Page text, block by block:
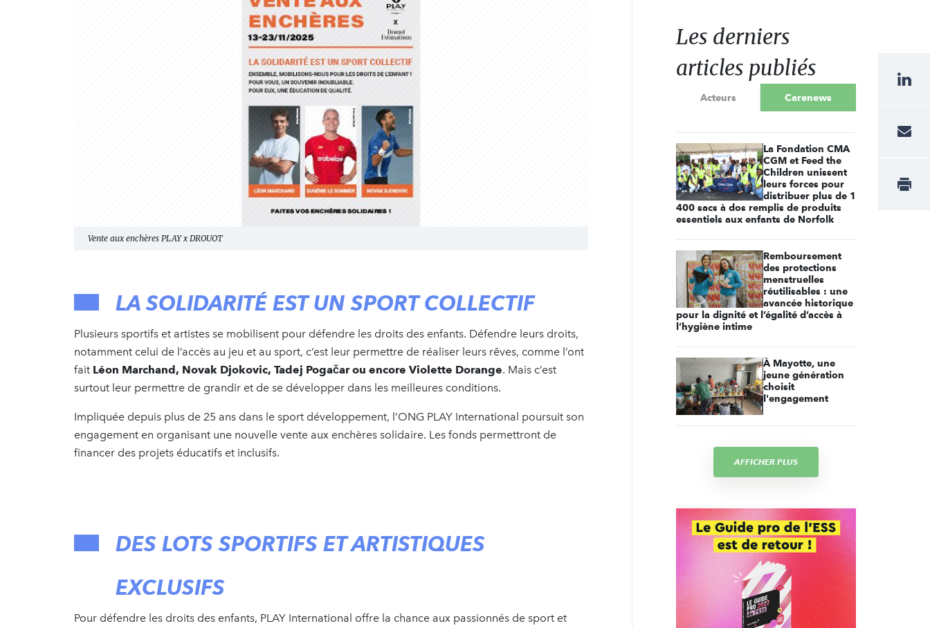
Vente aux enchères PLAY x DROUOT
LA SOLIDARITÉ EST UN SPORT COLLECTIF
Plusieurs sportifs et artistes se mobilisent pour défendre les droits des enfants. Défendre leurs droits,
notamment celui de l’accès au jeu et au sport, c’est leur permettre de réaliser leurs rêves, comme l’ont
fait Léon Marchand, Novak Djokovic, Tadej Pogačar ou encore Violette Dorange. Mais c’est
surtout leur permettre de grandir et de se développer dans les meilleures conditions.
Impliquée depuis plus de 25 ans dans le sport développement, l’ONG PLAY International poursuit son
engagement en organisant une nouvelle vente aux enchères solidaire. Les fonds permettront de
financer des projets éducatifs et inclusifs.
DES LOTS SPORTIFS ET ARTISTIQUES
EXCLUSIFS
Pour défendre les droits des enfants, PLAY International offre la chance aux passionnés de sport et
Les derniers
articles publiés
Acteurs Carenews
La Fondation CMA
CGM et Feed the
Children unissent
leurs forces pour
distribuer plus de 1
400 sacs à dos remplis de produits
essentiels aux enfants de Norfolk
Remboursement
des protections
menstruelles
réutilisables : une
avancée historique
pour la dignité et l’égalité d’accès à
l’hygiène intime
À Mayotte, une
jeune génération
choisit
l'engagement
AFFICHER PLUS